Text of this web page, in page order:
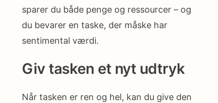
sparer du både penge og ressourcer – og
du bevarer en taske, der måske har
sentimental værdi.
Giv tasken et nyt udtryk
Når tasken er ren og hel, kan du give den